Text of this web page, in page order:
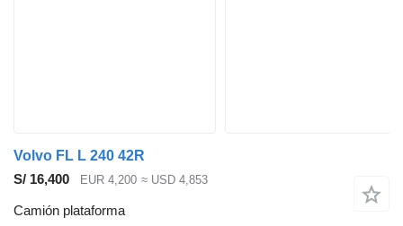
Volvo FL L 240 42R
S/ 16,400
EUR 4,200 ≈ USD 4,853
Camión plataforma